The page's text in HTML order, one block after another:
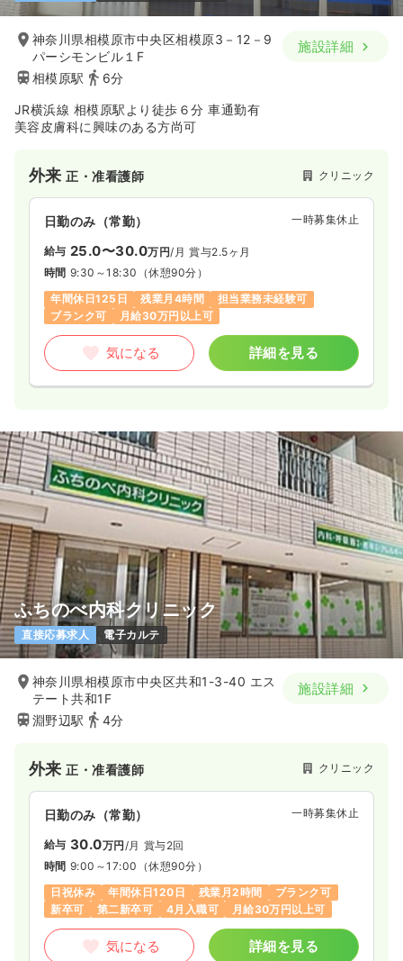
神奈川県相模原市中央区相模原3－12－9
パーシモンビル１F
相模原駅
6分
施設詳細
JR横浜線 相模原駅より徒歩６分 車通勤有
美容皮膚科に興味のある方尚可
外来正・准看護師 クリニック
日勤のみ（常勤） 一時募集休止
給与 25.0〜30.0万円/月 賞与2.5ヶ月
時間 9:30～18:30 （休憩90分）
年間休日125日
残業月4時間
担当業務未経験可
ブランク可
月給30万円以上可
気になる 詳細を見る
ふちのべ内科クリニック
直接応募求人 電子カルテ
神奈川県相模原市中央区共和1-3-40 エス
テート共和1F
淵野辺駅
4分
施設詳細
外来正・准看護師 クリニック
日勤のみ（常勤） 一時募集休止
給与 30.0万円 /月 賞与2回
時間 9:00～17:00 （休憩90分）
日祝休み
年間休日120日 残業月2時間
ブランク可
新卒可
第二新卒可 4月入職可 月給30万円以上可
気になる 詳細を見る